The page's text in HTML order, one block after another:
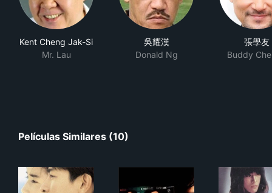
Kent Cheng Jak-Si
Mr. Lau
吳耀漢
Donald Ng
張學友
Buddy
Películas Similares (10)